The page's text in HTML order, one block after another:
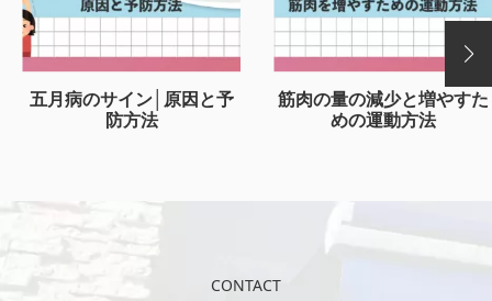
五月病のサイン│原因と予
防方法
筋肉の量の減少と増やすた
めの運動方法
CONTACT